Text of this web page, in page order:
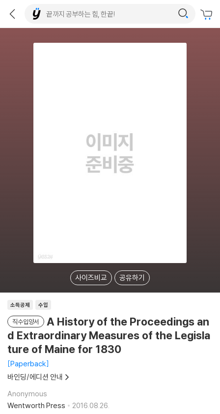
사이즈비교 공유하기
소득공제 수입
직수입양서
A History of the Proceedings an
d Extraordinary Measures of the Legisla
ture of Maine for 1830
Paperback
바인딩/에디션 안내
Anonymous
Wentworth Press
2016.08.26.